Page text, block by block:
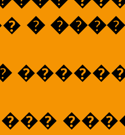
�
���